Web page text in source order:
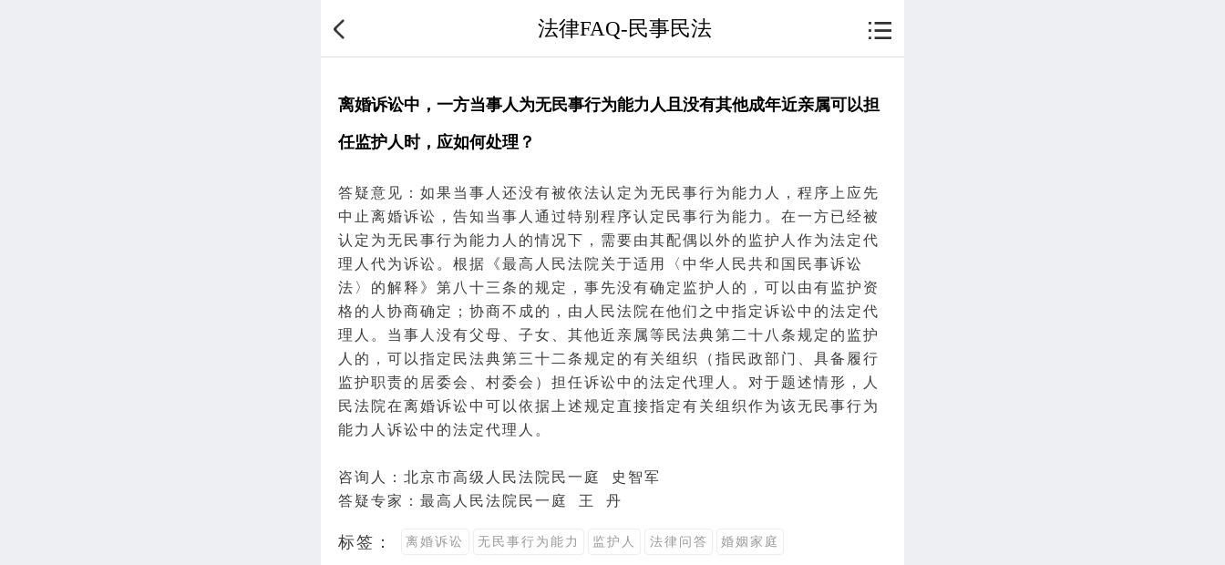
法律FAQ-民事民法
离婚诉讼中，一方当事人为无民事行为能力人且没有其他成年近亲属可以担
任监护人时，应如何处理？
答疑意见：如果当事人还没有被依法认定为无民事行为能力人
，程序上应先
中止离婚诉讼 ，告知当事人通过特别程序认定 民事行为能力。在一方已经被
认定为无民事行为能力 人的情况下，需要由其配偶以外的 监护人作为法定代
理人代为诉讼。根据《最高人民法院 关于适用〈中华人民共和国 民事诉讼
法 〉的解释》第八十三条的规定，事先没有确定 监护 人的，可以由有监护资
格的人协商确定；协商不成的，由人民法院在他们之中指定诉讼中的法定代
理人 。当事人没有父母、子女、其他近 亲属等 民法典第二十八条规定的监护
人的，可以指定民法典第三十二条规定的有关组织（指 民政部 门、具备履行
监护职责的居委会、村委会）担任诉讼中的法定代理 人。对于题述情形，人
民法院在离婚诉讼中可以依据上述规定直接指定有关组织作为该无民事行为
能力人诉讼中的法定代理人。
咨询人：北京市高级人民法院 民一庭 史智军
答疑专家：最高人民法院民一庭 王 丹
标签： 离婚诉讼 无民事行为能力 监护人 法律问答 婚姻家庭